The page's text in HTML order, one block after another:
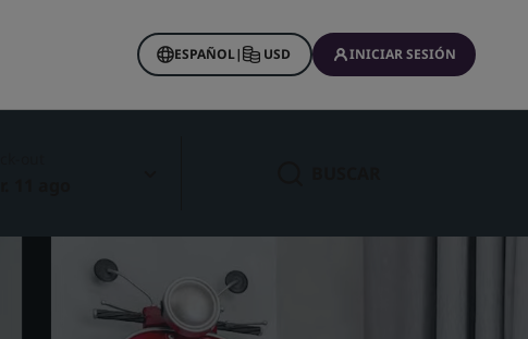
ESPAÑOL| USD INICIAR SESIÓN